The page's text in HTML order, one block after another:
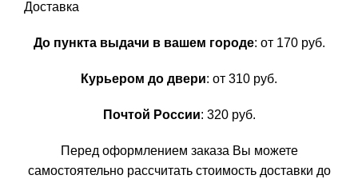
Доставка
До пункта выдачи в вашем городе: от 170 руб.
Курьером до двери: от 310 руб.
Почтой России: 320 руб.
Перед оформлением заказа Вы можете
самостоятельно рассчитать стоимость доставки до